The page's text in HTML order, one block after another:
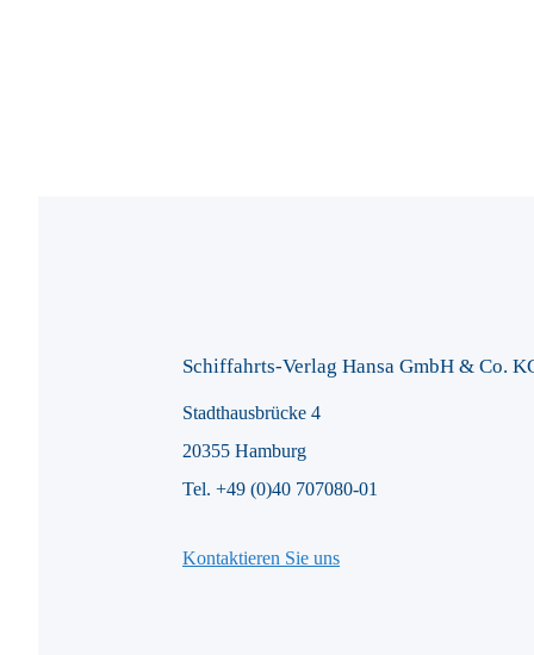
Schiffahrts-Verlag Hansa GmbH & Co.
Stadthausbrücke 4
20355 Hamburg
Tel. +49 (0)40 707080-01
Kontaktieren Sie uns